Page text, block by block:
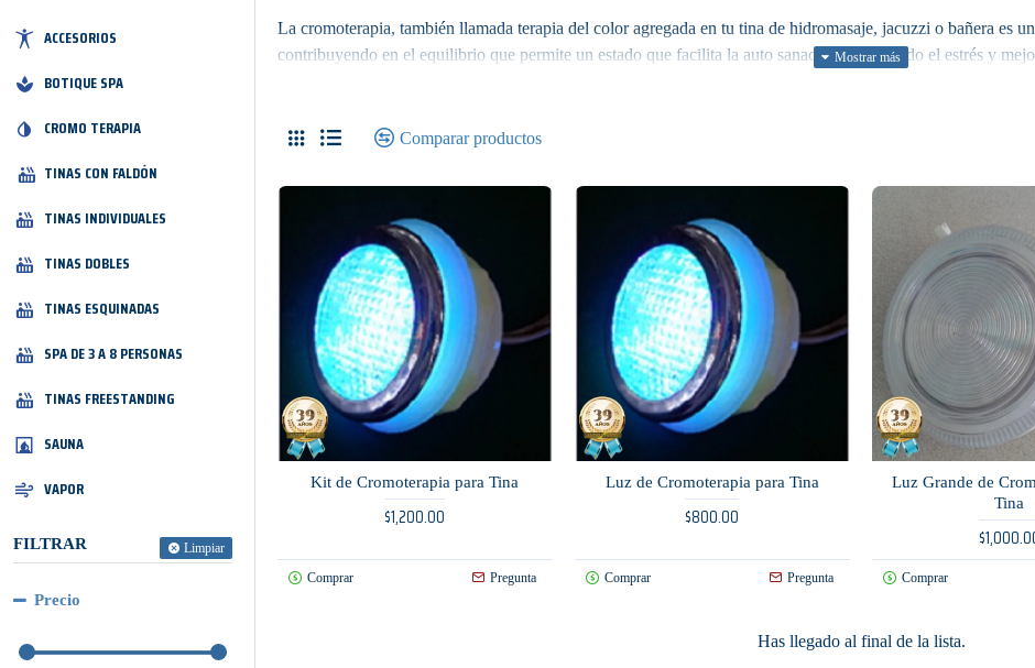
ACCESORIOS
BOTIQUE SPA
CROMO TERAPIA
TINAS CON FALDÓN
TINAS INDIVIDUALES
TINAS DOBLES
TINAS ESQUINADAS
SPA DE 3 A 8 PERSONAS
TINAS FREESTANDING
SAUNA
VAPOR
FILTRAR Limpiar
Precio
La cromoterapia, también llamada terapia del color agregada en tu tina de hidromasaje, jacuzzi o bañera es
contribuyendo en el equilibrio que permite un estado que facilita la auto sanación, eliminando el estrés y
Comparar productos
Kit de Cromoterapia para Tina
$1,200.00
Comprar Pregunta
Luz de Cromoterapia para Tina
$800.00
Comprar Pregunta
Luz Grande de
Tina
Comprar
Has llegado al final de la lista.